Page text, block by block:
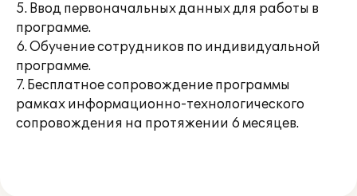
5. Ввод первоначальных данных для работы в
программе.
6. Обучение сотрудников по индивидуальной
программе.
7. Бесплатное сопровождение программы
рамках информационно-технологического
сопровождения на протяжении 6 месяцев.